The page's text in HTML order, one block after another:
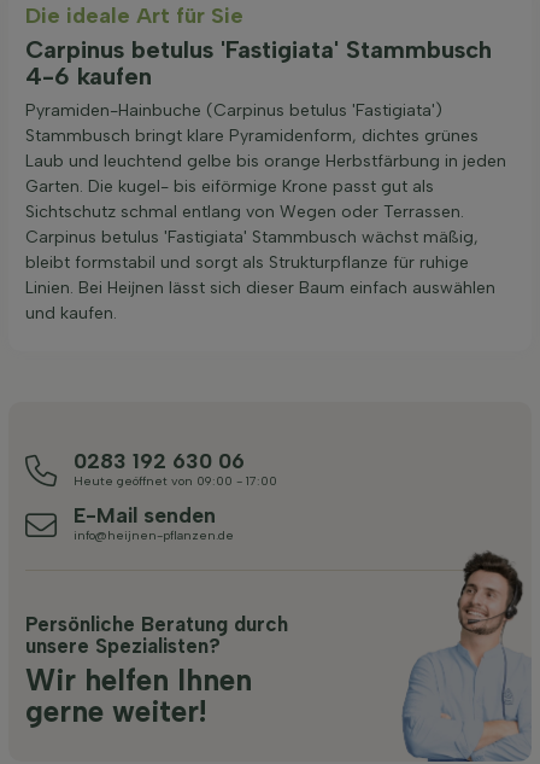
Die ideale Art für Sie
Carpinus betulus 'Fastigiata' Stammbusch
4-6 kaufen
Pyramiden-Hainbuche (Carpinus betulus 'Fastigiata')
Stammbusch bringt klare Pyramidenform, dichtes grünes
Laub und leuchtend gelbe bis orange Herbstfärbung in jeden
Garten. Die kugel- bis eiförmige Krone passt gut als
Sichtschutz schmal entlang von Wegen oder Terrassen.
Carpinus betulus 'Fastigiata' Stammbusch wächst mäßig,
bleibt formstabil und sorgt als Strukturpflanze für ruhige
Linien. Bei Heijnen lässt sich dieser Baum einfach auswählen
und kaufen.
0283 192 630 06
Heute geöffnet von 09:00 - 17:00
E-Mail senden
info@heijnen-pflanzen.de
Persönliche Beratung durch
unsere Spezialisten?
Wir helfen Ihnen
gerne weiter!